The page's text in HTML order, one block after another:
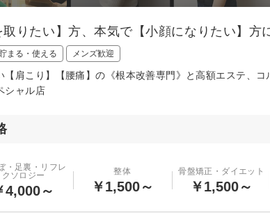
りたい】方、本気で【小顔になりたい】方
まる・使える メンズ歓迎
【肩こり】【腰痛】の《根本改善専門》と高額エステ、
シャル店
・足裏・リフレ
クソロジー
4,000～
整体
￥1,500～
骨盤矯正・ダイエット
￥1,500～